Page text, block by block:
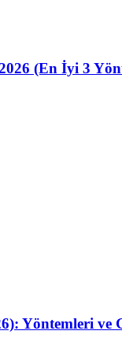
(En İyi 3
Yöntemleri ve